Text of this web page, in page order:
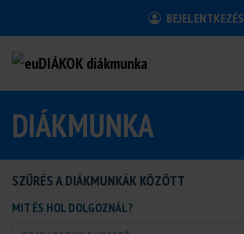
BEJELENTKEZÉS
DIÁKMUNKA
SZŰRÉS A DIÁKMUNKÁK KÖZÖTT
MIT ÉS HOL DOLGOZNÁL?